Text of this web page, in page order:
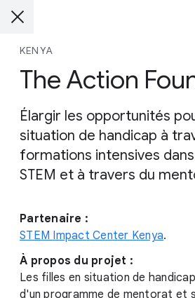
KENYA
The Action
Élargir les opportunités
situation de handicap à
formations intensives
STEM et à travers du
Partenaire :
STEM Impact Center Kenya.
À propos du projet :
Les filles en situation de
d'un programme de mentorat et